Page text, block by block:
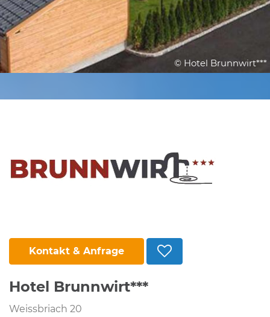
© Hotel Brunnwirt***
Kontakt & Anfrage
Hotel Brunnwirt***
Weissbriach 20